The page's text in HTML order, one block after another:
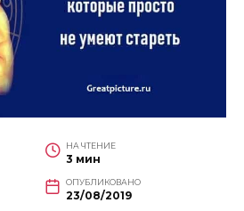
НА ЧТЕНИЕ
3 мин
ОПУБЛИКОВАНО
23/08/2019